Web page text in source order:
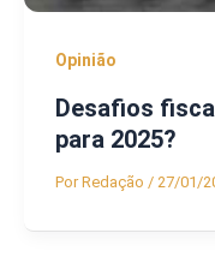
Opinião
Desafios
para 2025?
PorRedação / 27/01/